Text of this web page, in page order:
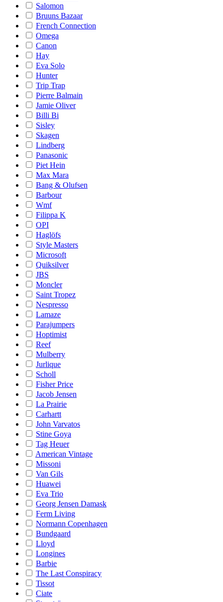
Salomon
Bruuns Bazaar
French Connection
Omega
Canon
Hay
Eva Solo
Hunter
Trip Trap
Pierre Balmain
Jamie Oliver
Billi Bi
Sisley
Skagen
Lindberg
Panasonic
Piet Hein
Max Mara
Bang & Olufsen
Barbour
Wmf
Filippa K
OPI
Haglöfs
Style Masters
Microsoft
Quiksilver
JBS
Moncler
Saint Tropez
Nespresso
Lamaze
Parajumpers
Hoptimist
Reef
Mulberry
Jurlique
Scholl
Fisher Price
Jacob Jensen
La Prairie
Carhartt
John Varvatos
Stine Goya
Tag Heuer
American Vintage
Missoni
Van Gils
Huawei
Eva Trio
Georg Jensen Damask
Ferm Living
Normann Copenhagen
Bundgaard
Lloyd
Longines
Barbie
The Last Conspiracy
Tissot
Ciate